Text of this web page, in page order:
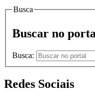
Busca
Buscar no
Busca:
Redes Sociais